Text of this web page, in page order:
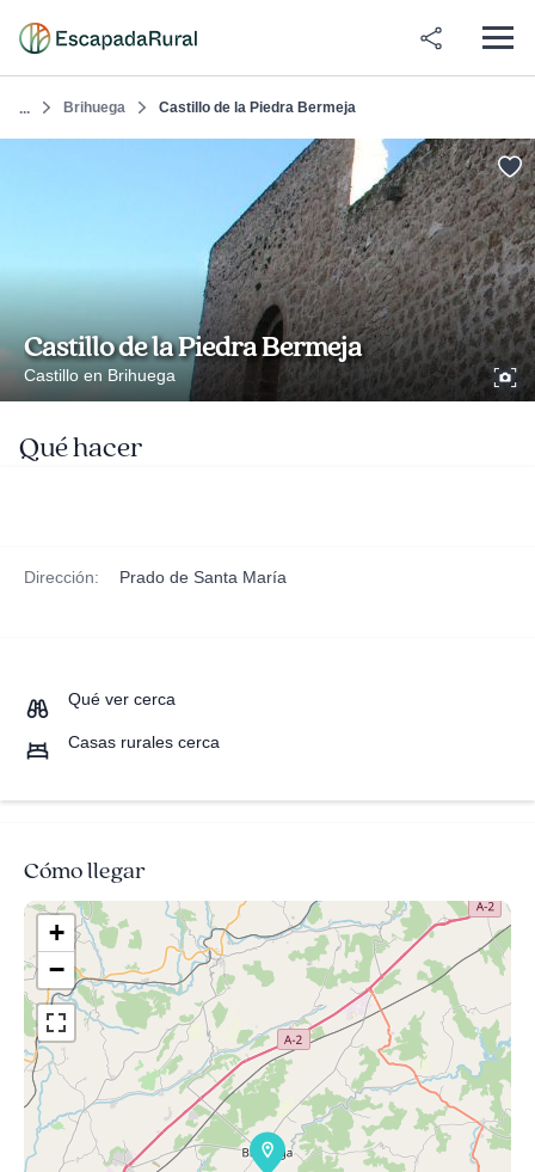
... Brihuega Castillo de la Piedra Bermeja
Castillo de la Piedra Bermeja
Castillo en Brihuega
Qué hacer
Dirección: Prado de Santa María
Qué ver cerca
Casas rurales cerca
Cómo llegar
+
−